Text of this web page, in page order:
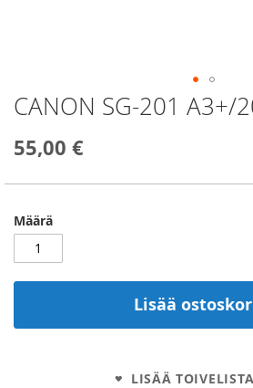
CANON SG-201 A3+/
55,00 €
Määrä
Lisää
LISÄÄ
Skip
to
beginning
the
gallery